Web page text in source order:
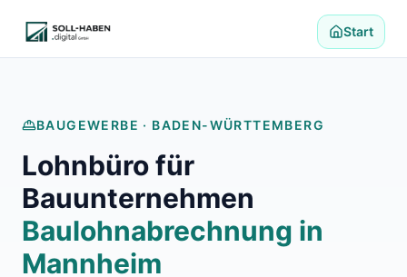
Start
BAUGEWERBE · BADEN-WÜRTTEMBERG
Lohnbüro für
Bauunternehmen
Baulohnabrechnung in
Mannheim
Finanzbuchhaltung auslagern
E-Rechnung und Peppol
Branchenlösungen
Helpdesk und Tools
Alle Standorte
Über uns
Kontakt
Häufige Fragen FAQ
Blog